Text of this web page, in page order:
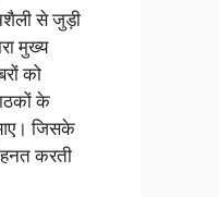
से जुड़ी
मुख्य
को
के
आए। जिसके
करती